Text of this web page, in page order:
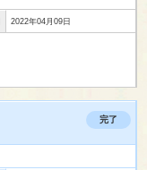
2022年04月09日
完了